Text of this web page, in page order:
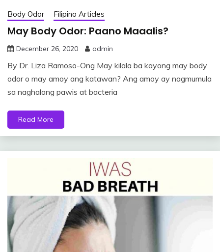
Body Odor Filipino Articles
May Body Odor: Paano Maaalis?
December 26, 2020 admin
By Dr. Liza Ramoso-Ong May kilala ba kayong may body
odor o may amoy ang katawan? Ang amoy ay nagmumula
sa naghalong pawis at bacteria
Read More